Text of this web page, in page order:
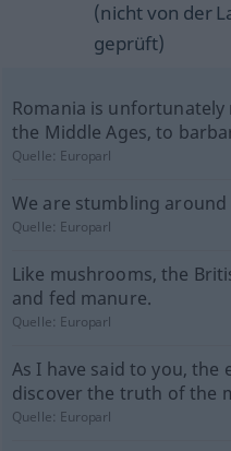
(nicht von der
geprüft)
Romania is
the Middle Ages, to
Quelle: Europarl
We are stumbling
Quelle: Europarl
Like mushrooms, the
and fed manure.
Quelle: Europarl
As I have said to you,
discover the truth of the
Quelle: Europarl